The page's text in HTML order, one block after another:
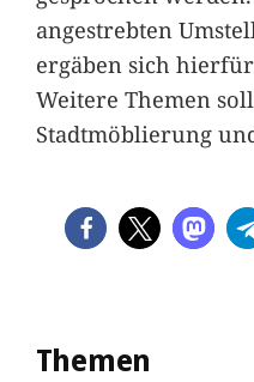
angestrebten
ergäben sich
Weitere Themen
Stadtmöblierung
Themen